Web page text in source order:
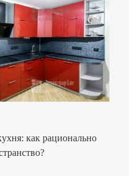
как рационально